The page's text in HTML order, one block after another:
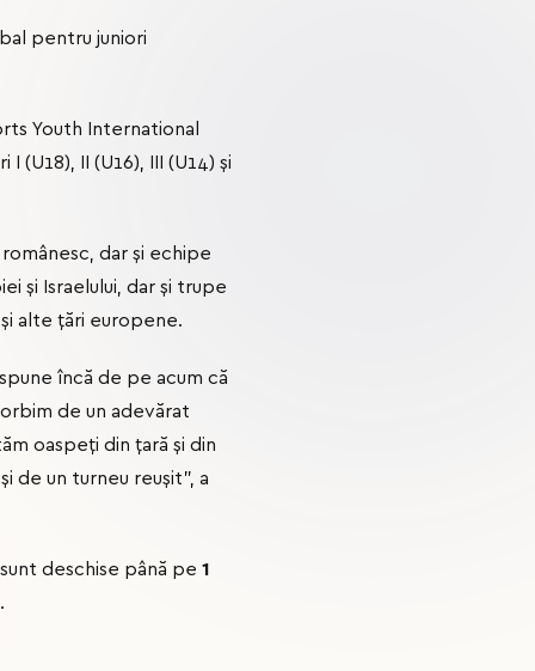
pentru juniori
Youth International
(U18), II (U16), III (U14) și
dar și echipe
și Israelului, dar și trupe
alte țări europene.
încă de pe acum că
de un adevărat
oaspeți din țară și din
de un turneu reușit”, a
deschise până pe 1
.